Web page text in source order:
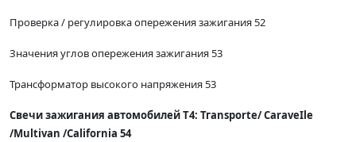
Проверка / регулировка опережения зажигания 52
Значения углов опережения зажигания 53
Трансформатор высокого напряжения 53
Свечи зажигания автомобилей Т4: Тгаnsporte/ СаraveIle
/Multivan /California 54